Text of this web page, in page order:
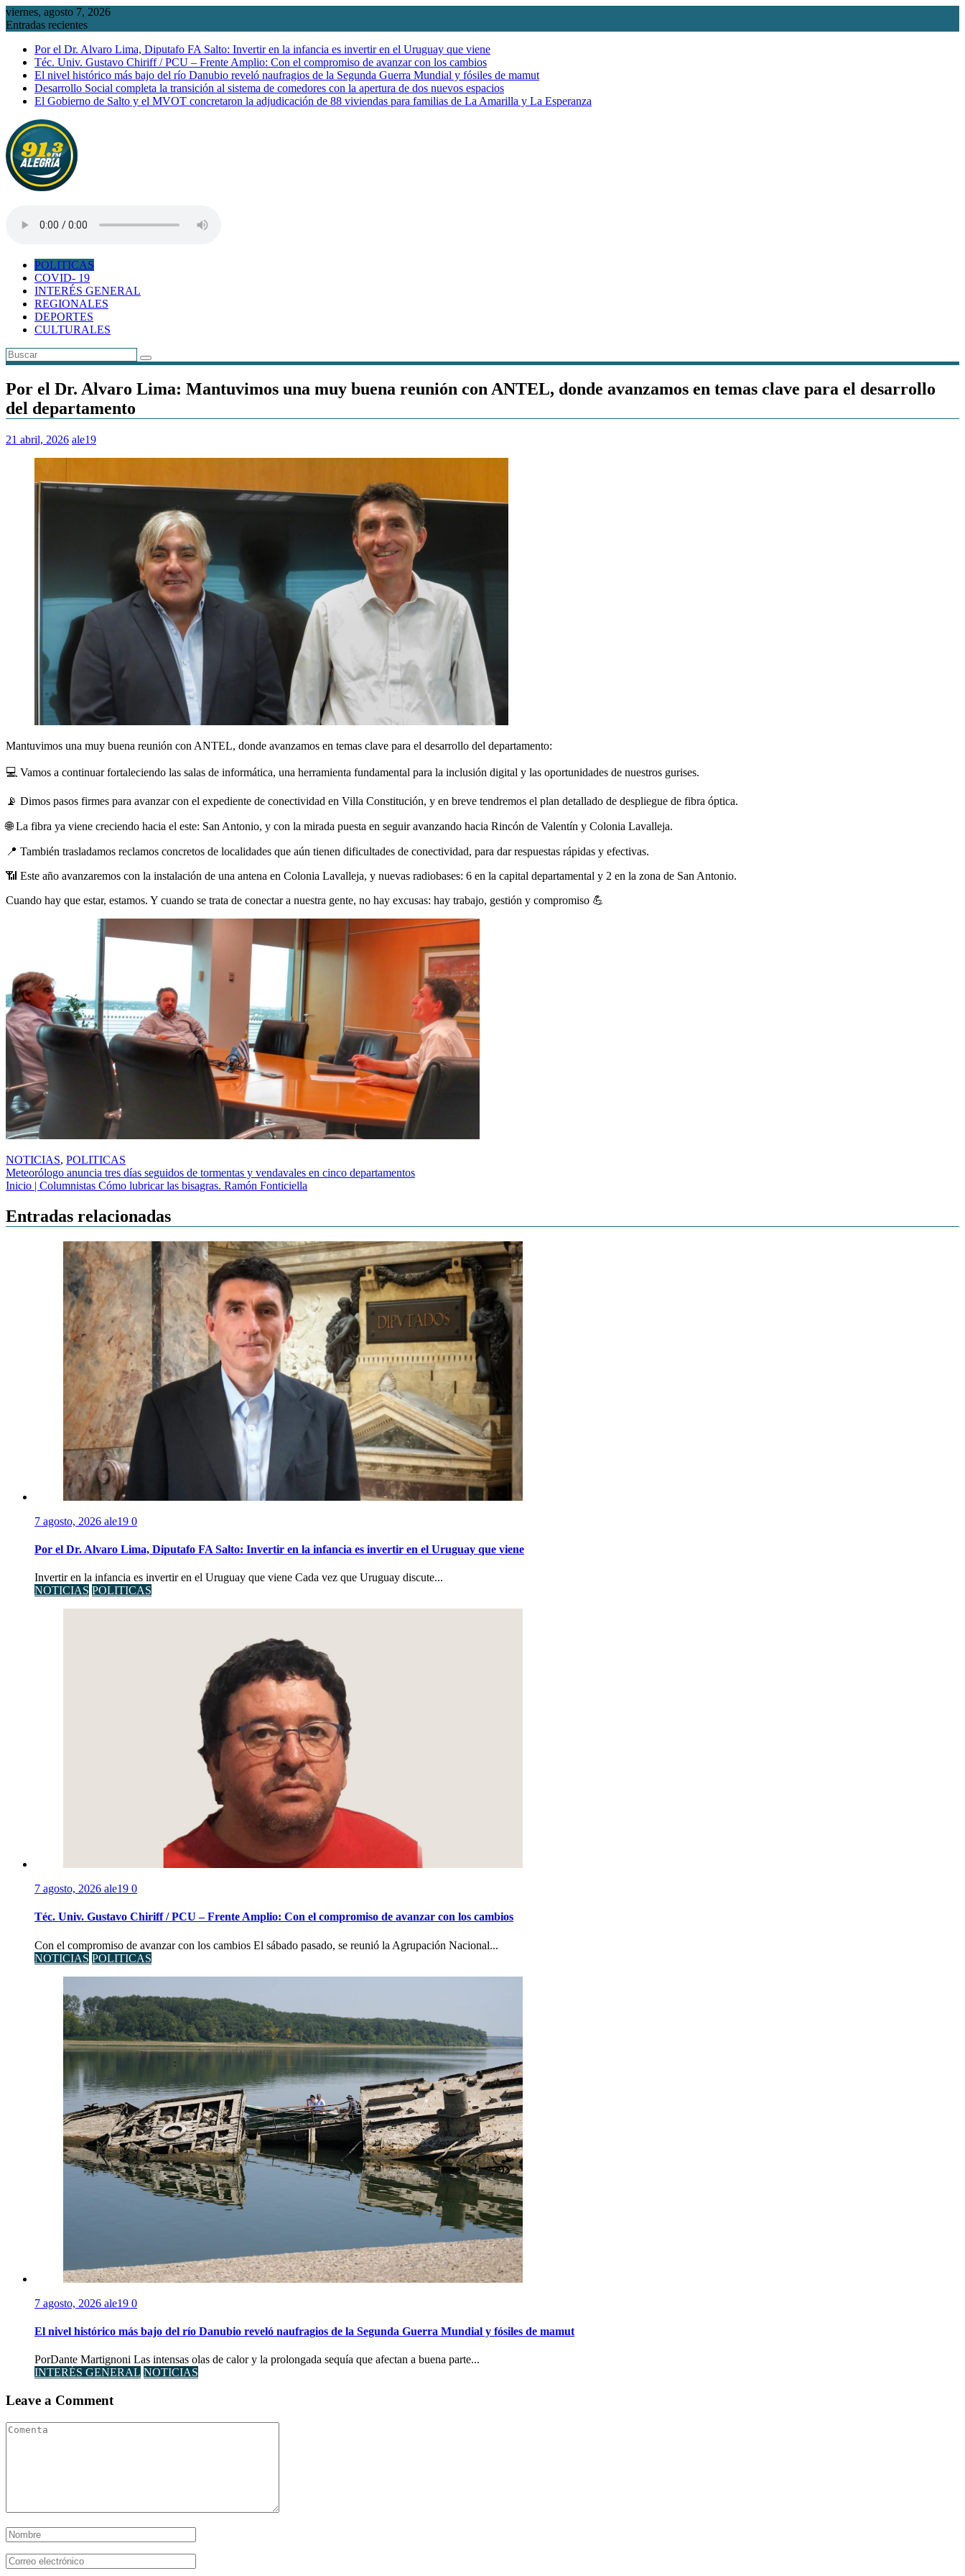
Saltar
al
viernes, agosto 7, 2026
Entradas recientes
Por el Dr. Alvaro Lima, Diputafo FA Salto: Invertir en la infancia es invertir en el Uruguay que viene
Téc. Univ. Gustavo Chiriff / PCU – Frente Amplio: Con el compromiso de avanzar con los cambios
El nivel histórico más bajo del río Danubio reveló naufragios de la Segunda Guerra Mundial y fósiles de mamut
Desarrollo Social completa la transición al sistema de comedores con la apertura de dos nuevos espacios
El Gobierno de Salto y el MVOT concretaron la adjudicación de 88 viviendas para familias de La Amarilla y La Esperanza
POLITICAS
COVID- 19
INTERÉS GENERAL
REGIONALES
DEPORTES
CULTURALES
Por el Dr. Alvaro Lima: Mantuvimos una muy buena reunión con ANTEL, donde avanzamos en temas clave para el desarrollo
del departamento
21 abril, 2026 ale19
Mantuvimos una muy buena reunión con ANTEL, donde avanzamos en temas clave para el desarrollo del departamento:
💻 Vamos a continuar fortaleciendo las salas de informática, una herramienta fundamental para la inclusión digital y las oportunidades de nuestros gurises.
📡 Dimos pasos firmes para avanzar con el expediente de conectividad en Villa Constitución, y en breve tendremos el plan detallado de despliegue de fibra óptica.
🌐 La fibra ya viene creciendo hacia el este: San Antonio, y con la mirada puesta en seguir avanzando hacia Rincón de Valentín y Colonia Lavalleja.
📍 También trasladamos reclamos concretos de localidades que aún tienen dificultades de conectividad, para dar respuestas rápidas y efectivas.
📶 Este año avanzaremos con la instalación de una antena en Colonia Lavalleja, y nuevas radiobases: 6 en la capital departamental y 2 en la zona de San Antonio.
Cuando hay que estar, estamos. Y cuando se trata de conectar a nuestra gente, no hay excusas: hay trabajo, gestión y compromiso 💪
NOTICIAS, POLITICAS
Navegación
de
entradas
Meteorólogo anuncia tres días seguidos de tormentas y vendavales en cinco departamentos
Inicio | Columnistas Cómo lubricar las bisagras. Ramón Fonticiella
Entradas relacionadas
7 agosto, 2026 ale19 0
Por el Dr. Alvaro Lima, Diputafo FA Salto: Invertir en la infancia es invertir en el Uruguay que viene
Invertir en la infancia es invertir en el Uruguay que viene Cada vez que Uruguay discute...
NOTICIAS POLITICAS
7 agosto, 2026 ale19 0
Téc. Univ. Gustavo Chiriff / PCU – Frente Amplio: Con el compromiso de avanzar con los cambios
Con el compromiso de avanzar con los cambios El sábado pasado, se reunió la Agrupación Nacional...
NOTICIAS POLITICAS
7 agosto, 2026 ale19 0
El nivel histórico más bajo del río Danubio reveló naufragios de la Segunda Guerra Mundial y fósiles de mamut
PorDante Martignoni Las intensas olas de calor y la prolongada sequía que afectan a buena parte...
INTERÉS GENERAL NOTICIAS
Leave a Comment